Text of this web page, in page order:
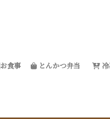
お食事 とんかつ弁当